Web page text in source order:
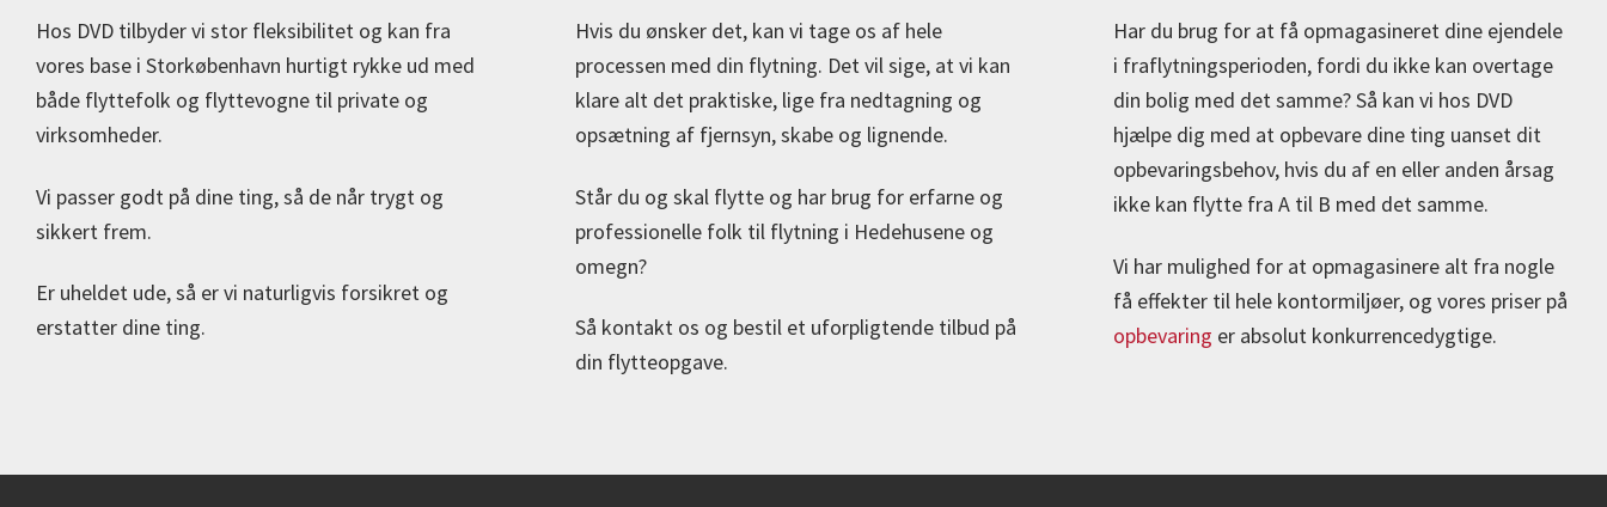
Hos DVD tilbyder vi stor fleksibilitet og kan fra
vores base i Storkøbenhavn hurtigt rykke ud med
både flyttefolk og flyttevogne til private og
virksomheder.
Vi passer godt på dine ting, så de når trygt og
sikkert frem.
Er uheldet ude, så er vi naturligvis forsikret og
erstatter dine ting.
Hvis du ønsker det, kan vi tage os af hele
processen med din flytning. Det vil sige, at vi kan
klare alt det praktiske, lige fra nedtagning og
opsætning af fjernsyn, skabe og lignende.
Står du og skal flytte og har brug for erfarne og
professionelle folk til flytning i Hedehusene og
omegn?
Så kontakt os og bestil et uforpligtende tilbud på
din flytteopgave.
Har du brug for at få opmagasineret dine ejendele
i fraflytningsperioden, fordi du ikke kan overtage
din bolig med det samme? Så kan vi hos DVD
hjælpe dig med at opbevare dine ting uanset dit
opbevaringsbehov, hvis du af en eller anden årsag
ikke kan flytte fra A til B med det samme.
Vi har mulighed for at opmagasinere alt fra nogle
få effekter til hele kontormiljøer, og vores priser på
opbevaring er absolut konkurrencedygtige.